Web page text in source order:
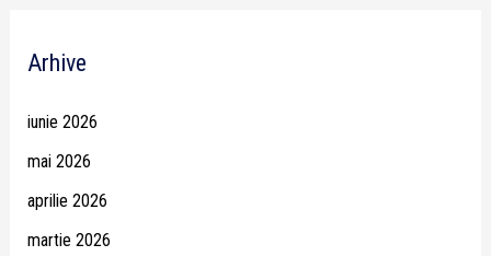
Arhive
iunie 2026
mai 2026
aprilie 2026
martie 2026